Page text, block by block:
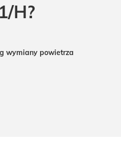
H?
wymiany powietrza